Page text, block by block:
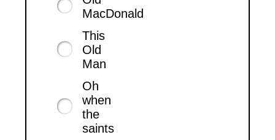
MacDonald
This
Old
Man
Oh
when
the
saints